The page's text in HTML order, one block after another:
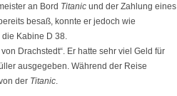
an Bord Titanicund der Zahlung eines
besaß, konnte er jedoch wie
Kabine D 38.
Drachstedt“. Er hatte sehr viel Geld für
ausgegeben. Während der Reise
der Titanic.